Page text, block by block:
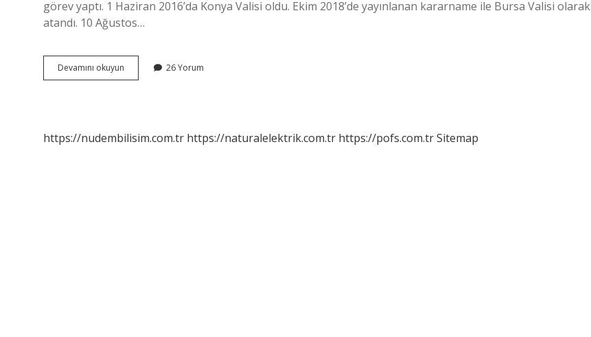
görev yaptı. 1 Haziran 2016’da Konya Valisi oldu. Ekim 2018’de yayınlanan kararname ile Bursa Valisi olarak
atandı. 10 Ağustos…
Devamını okuyun Nevşehir
Eski
26 Yorum
https://nudembilisim.com.tr https://naturalelektrik.com.tr https://pofs.com.trSitemap